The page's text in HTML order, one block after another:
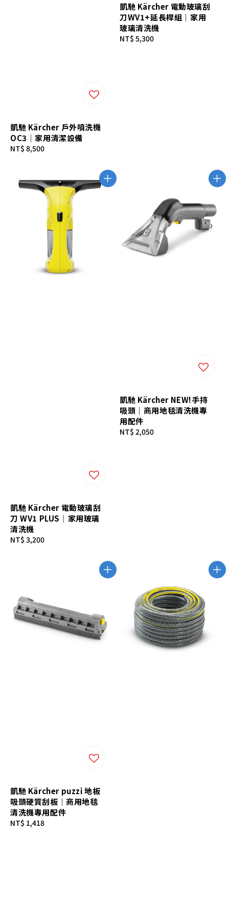
凱馳 Kärcher 戶外噴洗機
OC3｜家用清潔設備
Regular
NT$ 8,500
凱馳 Kärcher 電動玻璃刮
刀WV1+延長桿組｜家用
玻璃清洗機
Regular
NT$ 5,300
凱馳 Kärcher 電動玻璃刮
刀 WV1 PLUS｜家用玻璃
清洗機
Regular
NT$ 3,200
凱馳 Kärcher NEW!手持
吸頭｜商用地毯清洗機專
用配件
Regular
NT$ 2,050
凱馳 Kärcher puzzi 地板
吸頭硬質刮板｜商用地毯
清洗機專用配件
Regular
NT$ 1,418